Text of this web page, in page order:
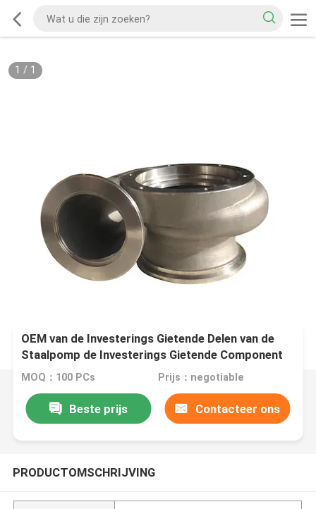
1 / 1
OEM van de Investerings Gietende Delen van de
Staalpomp de Investerings Gietende Component
voor Landbouwmachines
MOQ：100 PCs Prijs：negotiable
Beste prijs Contacteer ons
PRODUCTOMSCHRIJVING